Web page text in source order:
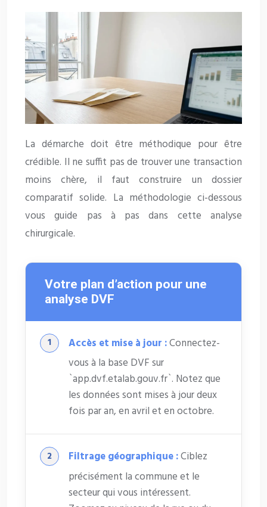
La démarche doit être méthodique pour être
crédible. Il ne suffit pas de trouver une transaction
moins chère, il faut construire un dossier
comparatif solide. La méthodologie ci-dessous
vous guide pas à pas dans cette analyse
chirurgicale.
Votre plan d’action pour une
analyse DVF
Accès et mise à jour :Connectez-
vous à la base DVF sur
`app.dvf.etalab.gouv.fr`. Notez que
les données sont mises à jour deux
fois par an, en avril et en octobre.
Filtrage géographique :Ciblez
précisément la commune et le
secteur qui vous intéressent.